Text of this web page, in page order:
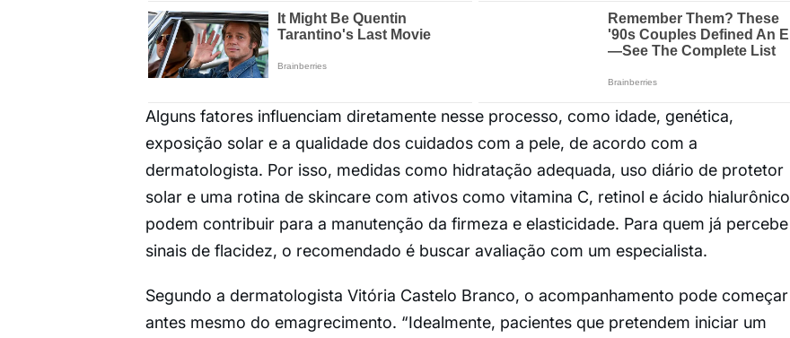
Alguns fatores influenciam diretamente nesse processo, como idade, genética,
exposição solar e a qualidade dos cuidados com a pele, de acordo com a
dermatologista. Por isso, medidas como hidratação adequada, uso diário de protetor
solar e uma rotina de skincare com ativos como vitamina C, retinol e ácido hialurônico
podem contribuir para a manutenção da firmeza e elasticidade. Para quem já percebe
sinais de flacidez, o recomendado é buscar avaliação com um especialista.
Segundo a dermatologista Vitória Castelo Branco, o acompanhamento pode começar
antes mesmo do emagrecimento. “Idealmente, pacientes que pretendem iniciar um